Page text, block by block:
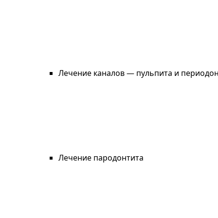
Лечение каналов — пульпита и
Лечение пародонтита